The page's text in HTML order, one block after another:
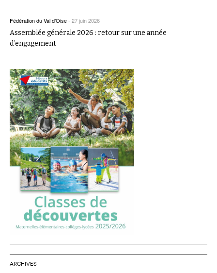
Fédération du Val d’Oise- 27 juin 2026
Assemblée générale 2026 : retour sur une année
d’engagement
ARCHIVES